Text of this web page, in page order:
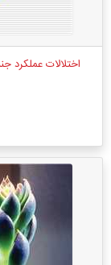
اختلالات عملکرد